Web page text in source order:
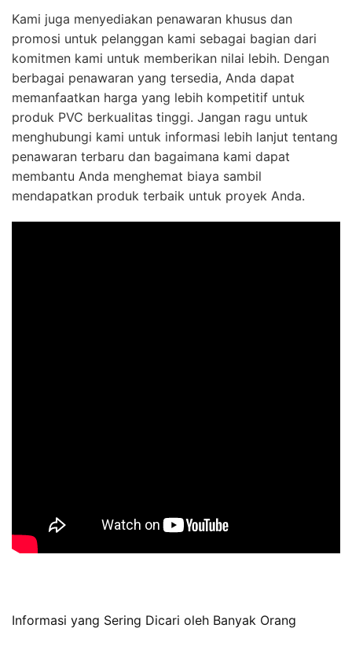
Kami juga menyediakan penawaran khusus dan
promosi untuk pelanggan kami sebagai bagian dari
komitmen kami untuk memberikan nilai lebih. Dengan
berbagai penawaran yang tersedia, Anda dapat
memanfaatkan harga yang lebih kompetitif untuk
produk PVC berkualitas tinggi. Jangan ragu untuk
menghubungi kami untuk informasi lebih lanjut tentang
penawaran terbaru dan bagaimana kami dapat
membantu Anda menghemat biaya sambil
mendapatkan produk terbaik untuk proyek Anda.
Informasi yang Sering Dicari oleh Banyak Orang